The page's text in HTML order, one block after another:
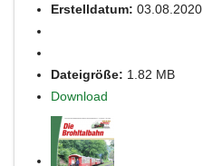
Erstelldatum: 03.08.2020
Dateigröße: 1.82 MB
Download